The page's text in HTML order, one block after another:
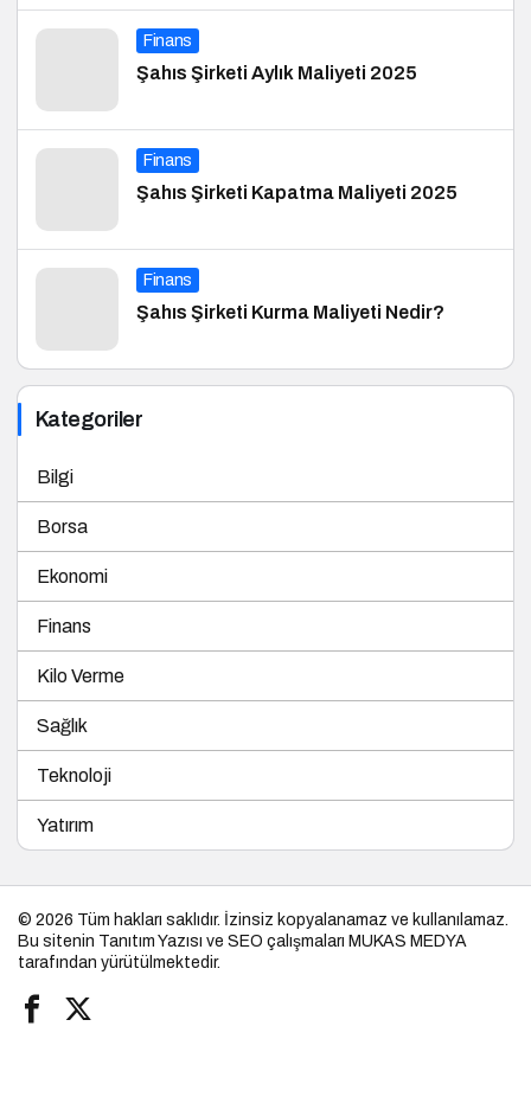
Finans
Şahıs Şirketi Aylık Maliyeti 2025
Finans
Şahıs Şirketi Kapatma Maliyeti 2025
Finans
Şahıs Şirketi Kurma Maliyeti Nedir?
Kategoriler
Bilgi
Borsa
Ekonomi
Finans
Kilo Verme
Sağlık
Teknoloji
Yatırım
© 2026 Tüm hakları saklıdır. İzinsiz kopyalanamaz ve kullanılamaz.
Bu sitenin Tanıtım Yazısı ve SEO çalışmaları MUKAS MEDYA
tarafından yürütülmektedir.